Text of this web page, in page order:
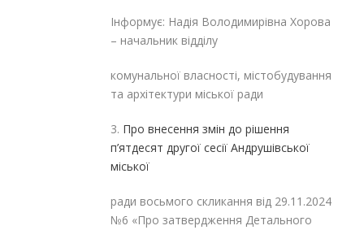
Інформує: Надія Володимирівна Хорова
– начальник відділу
комунальної власності, містобудування
та архітектури міської ради
3. Про внесення змін до рішення
п’ятдесят другої сесії Андрушівської
міської
ради восьмого скликання від 29.11.2024
№6 «Про затвердження Детального